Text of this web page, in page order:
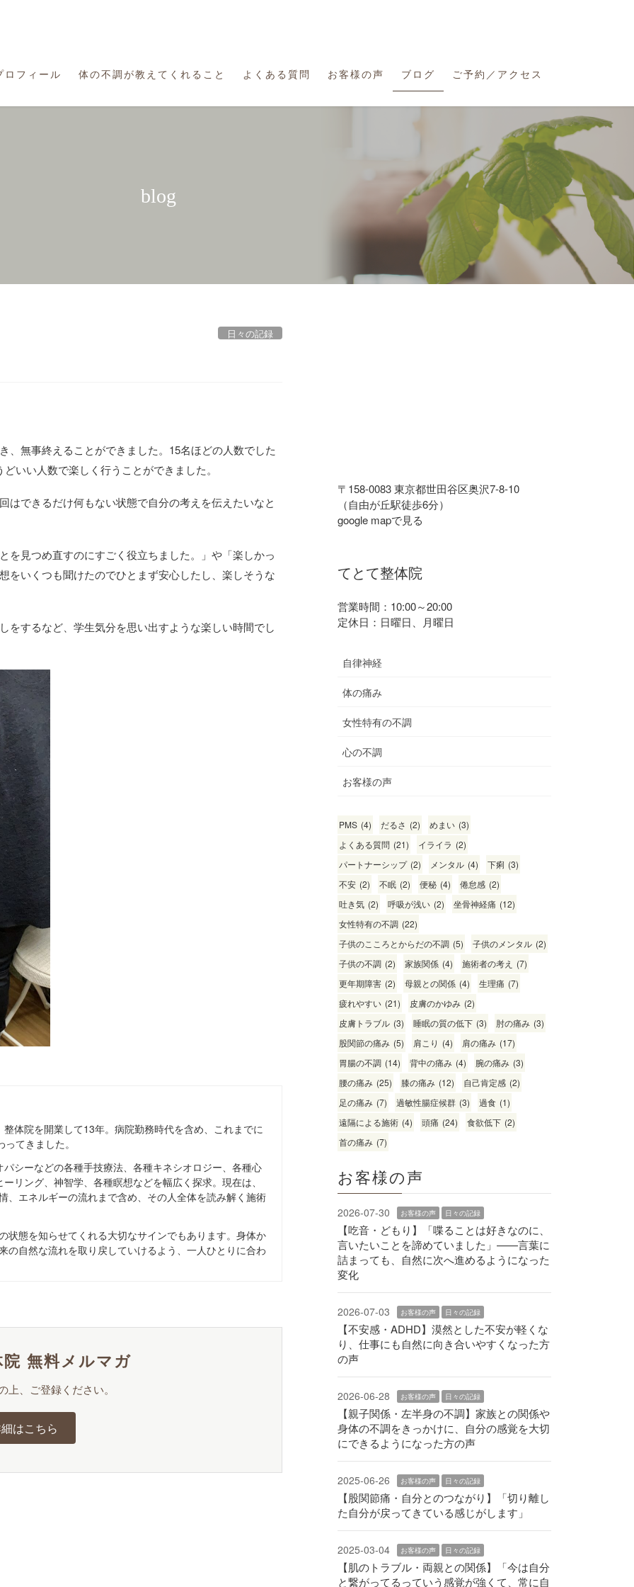
ロフィール 体の不調が教えてくれること よくある質問 お客様の声 ブログ ご予約／アクセス
blog
日々の記録
、無事終えることができました。15名ほどの人数でした
いい人数で楽しく行うことができました。
はできるだけ何もない状態で自分の考えを伝えたいなと
を見つめ直すのにすごく役立ちました。」や「楽しかっ
をいくつも聞けたのでひとまず安心したし、楽しそうな
をするなど、学生気分を思い出すような楽しい時間でし
体院を開業して13年。病院勤務時代を含め、これまでに
てきました。
シーなどの各種手技療法、各種キネシオロジー、各種心
リング、神智学、各種瞑想などを幅広く探求。現在は、
、エネルギーの流れまで含め、その人全体を読み解く施術
状態を知らせてくれる大切なサインでもあります。身体か
の自然な流れを取り戻していけるよう、一人ひとりに合わ
無料メルマガ
上、ご登録ください。
はこちら
〒158-0083 東京都世田谷区奥沢7-8-10
（自由が丘駅徒歩6分）
google mapで見る
てとて整体院
営業時間：10:00～20:00
定休日：日曜日、月曜日
自律神経
体の痛み
女性特有の不調
心の不調
お客様の声
PMS (4) だるさ (2) めまい (3)
よくある質問 (21) イライラ (2)
パートナーシップ (2) メンタル (4) 下痢 (3)
不安 (2) 不眠 (2) 便秘 (4) 倦怠感 (2)
吐き気 (2) 呼吸が浅い (2) 坐骨神経痛 (12)
女性特有の不調 (22)
子供のこころとからだの不調 (5) 子供のメンタル (2)
子供の不調 (2) 家族関係 (4) 施術者の考え (7)
更年期障害 (2) 母親との関係 (4) 生理痛 (7)
疲れやすい (21) 皮膚のかゆみ (2)
皮膚トラブル (3) 睡眠の質の低下 (3) 肘の痛み (3)
股関節の痛み (5) 肩こり (4) 肩の痛み (17)
胃腸の不調 (14) 背中の痛み (4) 腕の痛み (3)
腰の痛み (25) 膝の痛み (12) 自己肯定感 (2)
足の痛み (7) 過敏性腸症候群 (3) 過食 (1)
遠隔による施術 (4) 頭痛 (24) 食欲低下 (2)
首の痛み (7)
お客様の声
2026-07-30 お客様の声 日々の記録
【吃音・どもり】「喋ることは好きなのに、
言いたいことを諦めていました」——言葉に
詰まっても、自然に次へ進めるようになった
変化
2026-07-03 お客様の声 日々の記録
【不安感・ADHD】漠然とした不安が軽くな
り、仕事にも自然に向き合いやすくなった方
の声
2026-06-28 お客様の声 日々の記録
【親子関係・左半身の不調】家族との関係や
身体の不調をきっかけに、自分の感覚を大切
にできるようになった方の声
2025-06-26 お客様の声 日々の記録
【股関節痛・自分とのつながり】「切り離し
た自分が戻ってきている感じがします」
2025-03-04 お客様の声 日々の記録
【肌のトラブル・両親との関係】「今は自分
と繋がってるっていう感覚が強くて、常に自